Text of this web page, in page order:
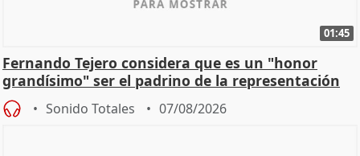
01:45
Fernando Tejero considera que es un "honor
grandísimo" ser el padrino de la representación
Sonido Totales 07/08/2026